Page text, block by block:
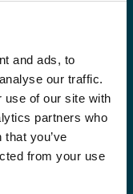
and ads, to
our traffic.
use of our site with
partners who
you’ve
from your use
*